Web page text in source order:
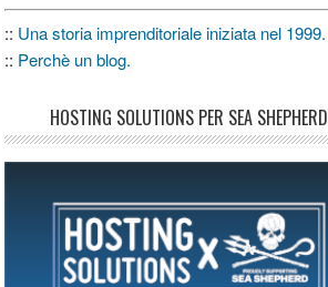
:: Una storia imprenditoriale iniziata nel 1999.
:: Perchè un blog.
HOSTING SOLUTIONS PER SEA SHEPHERD